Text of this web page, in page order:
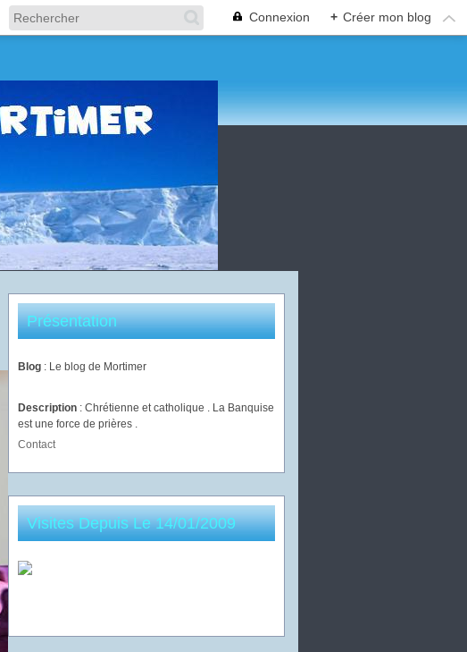
Connexion + Créer mon blog
Présentation
Blog : Le blog de Mortimer
Description : Chrétienne et catholique . La Banquise
est une force de prières .
Contact
Visites Depuis Le 14/01/2009